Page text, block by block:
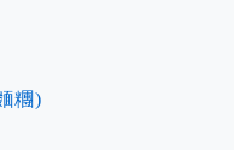
糰)